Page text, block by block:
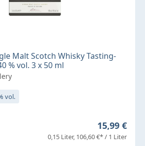
Malt Scotch Whisky Tasting-
% vol. 3 x 50 ml
vol.
Regulärer
15,99 €
0,15 Liter 106,60 €* / 1 Liter